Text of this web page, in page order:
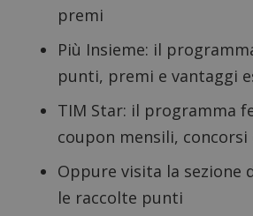
premi
Più Insieme: il
punti, premi e vantaggi
TIM Star: il programma
coupon mensili, concorsi
Oppure visita la sezione
le raccolte punti